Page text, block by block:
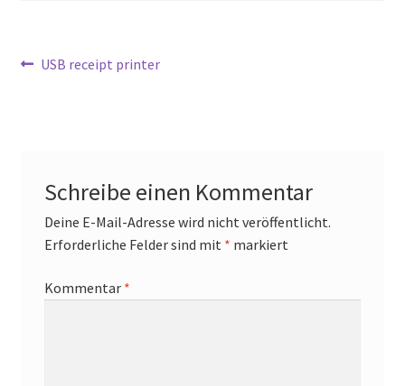
Versandarten
Wartung
Beitrags-
Vorheriger
USB receipt printer
Schreibe einen Kommentar
Deine E-Mail-Adresse wird nicht veröffentlicht.
Erforderliche Felder sind mit * markiert
Kommentar *